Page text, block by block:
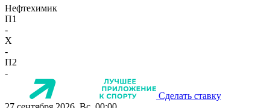
Нефтехимик
П1
-
X
-
П2
-
Сделать ставку